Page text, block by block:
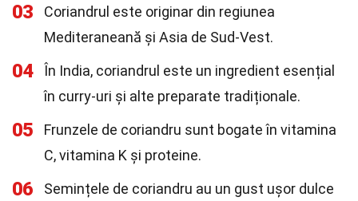
03
Coriandrul este originar din regiunea
Mediteraneană și Asia de Sud-Vest.
04
În India, coriandrul este un ingredient esențial
în curry-uri și alte preparate tradiționale.
05
Frunzele de coriandru sunt bogate în vitamina
C, vitamina K și proteine.
06
Semințele de coriandru au un gust ușor dulce